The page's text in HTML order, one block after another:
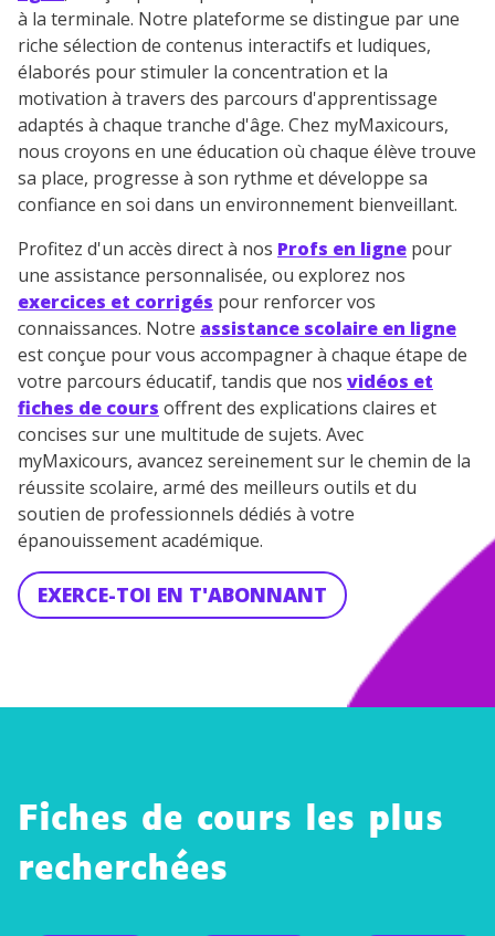
à la terminale. Notre plateforme se distingue par une
riche sélection de contenus interactifs et ludiques,
élaborés pour stimuler la concentration et la
motivation à travers des parcours d'apprentissage
adaptés à chaque tranche d'âge. Chez myMaxicours,
nous croyons en une éducation où chaque élève trouve
sa place, progresse à son rythme et développe sa
confiance en soi dans un environnement bienveillant.
Profitez d'un accès direct à nos Profs en ligne pour
une assistance personnalisée, ou explorez nos
exercices et corrigés pour renforcer vos
connaissances. Notre assistance scolaire en ligne
est conçue pour vous accompagner à chaque étape de
votre parcours éducatif, tandis que nos vidéos et
fiches de cours offrent des explications claires et
concises sur une multitude de sujets. Avec
myMaxicours, avancez sereinement sur le chemin de la
réussite scolaire, armé des meilleurs outils et du
soutien de professionnels dédiés à votre
épanouissement académique.
EXERCE-TOI EN T'ABONNANT
Fiches de cours les plus
recherchées